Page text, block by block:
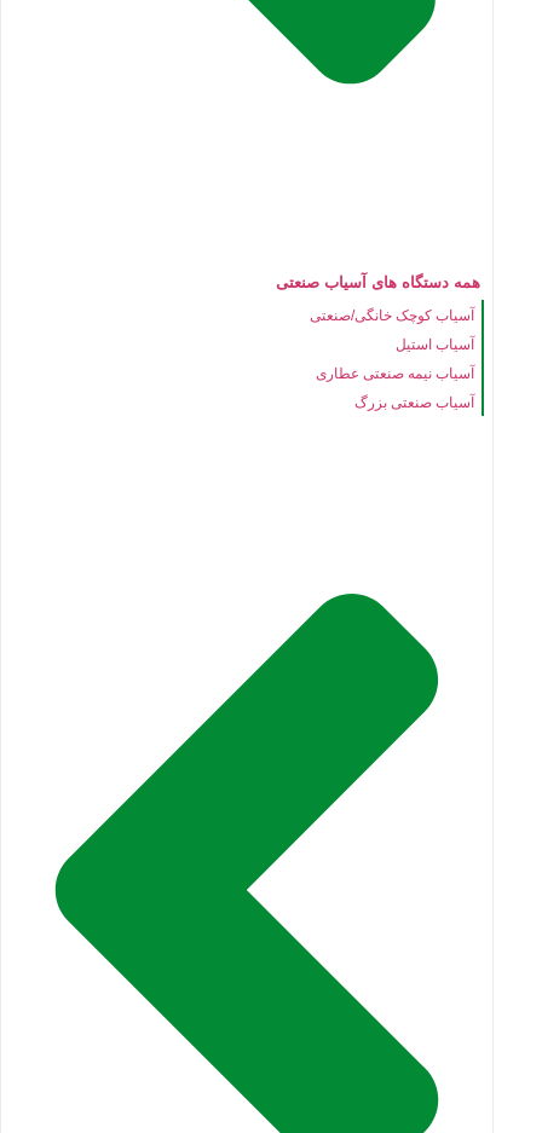
همه دستگاه های آسیاب صنعتی
آسیاب کوچک خانگی/صنعتی
آسیاب استیل
آسیاب نیمه صنعتی عطاری
آسیاب صنعتی بزرگ